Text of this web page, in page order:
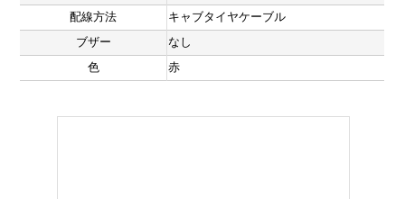
配線方法
キャブタイヤケーブル
ブザー
なし
色
赤